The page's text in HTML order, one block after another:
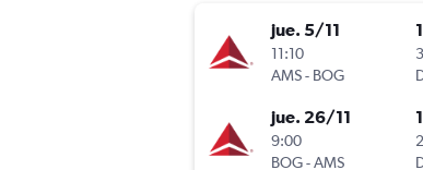
jue. 5/11
11:10
AMS- BOG
jue. 26/11
9:00
BOG-AMS